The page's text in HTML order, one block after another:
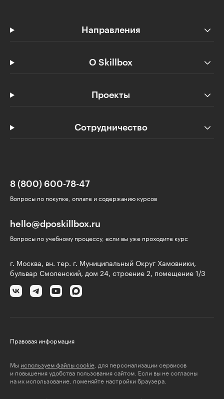
Направления
О Skillbox
Проекты
Сотрудничество
8 (800) 600-78-47
Вопросы по покупке, оплате и содержанию курсов
hello@dposkillbox.ru
Вопросы по учебному процессу, если вы уже проходите курс
г. Москва, вн. тер. г. Муниципальный Округ Хамовники,
бульвар Смоленский, дом 24, строение 2, помещение 1/3
Правовая информация
Мы используем файлы cookie , для персонализации сервисов
и повышения удобства пользования сайтом. Если вы не согласны
на их использование, поменяйте настройки браузера.